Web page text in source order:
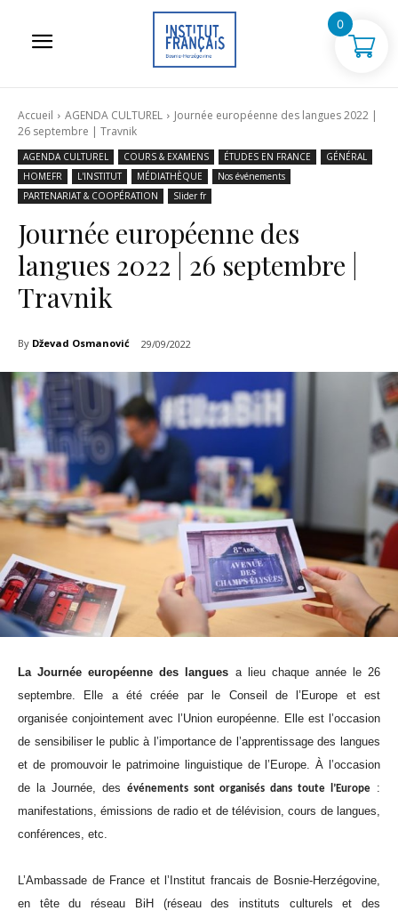
Accueil AGENDA CULTUREL
Journée européenne des langues 2022 |
26 septembre | Travnik
AGENDA CULTUREL COURS & EXAMENS ÉTUDES EN FRANCE
GÉNÉRAL
HOMEFR
L'INSTITUT MÉDIATHÈQUE
Nos événements
PARTENARIAT & COOPÉRATION
Slider fr
Journée européenne des
langues 2022 | 26 septembre |
Travnik
By Dževad Osmanović 29/09/2022
La Journée européenne des langues a lieu chaque année le 26
septembre. Elle a été créée par le Conseil de l’Europe et est
organisée conjointement avec l’Union européenne. Elle est l’occasion
de sensibiliser le public à l’importance de l’apprentissage des langues
et de promouvoir le patrimoine linguistique de l’Europe. À l’occasion
de la Journée, des
événements sont organisés dans toute l’Europe :
manifestations, émissions de radio et de télévision, cours de langues,
conférences, etc.
L’Ambassade de France et l’Institut francais de Bosnie-Herzégovine,
en tête du réseau BiH (réseau des instituts culturels et des
0